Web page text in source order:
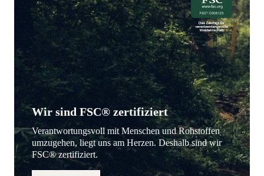
Wir sind FSC® zertifiziert
Verantwortungsvoll mit Menschen und Rohstoffen
umzugehen, liegt uns am Herzen. Deshalb sind wir
FSC® zertifiziert.